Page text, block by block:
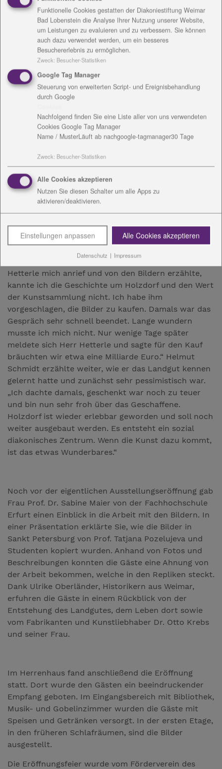
es gibt einen Waldkindergarten, eine
Sozialpädagogische Tagesgruppe sowie Vermittlung
und Qualifikation für viele Menschen. Holzdorf soll
Treffpunkt werden, für Verbände, Gruppen,
Interessierte, Kunst- und Kulturliebhaber.
Thüringens Ministerpräsidentin Christine
Lieberknecht war Ehrengast der Veranstaltung. In
ihrer Festrede dankte sie für das Engagement, dass
für eine Stiftung mit diakonischem Auftrag ganz und
gar nicht selbstverständlich sei, aber aus
Landgutes seit einiger Zeit und ist erfreut, in die
Planung mit eingebunden gewesen zu sein.
Helmut Schmidt, der Vorstandsvorsitzende der
Kreissparkasse Saale-Orla und
sprach zu den Gästen ganz offen: „Als Norbert
Hetterle mich anrief und von den Bildern erzählte,
kannte ich die Geschichte um Holzdorf und den Wert
der Kunstsammlung nicht. Ich habe ihm
vorgeschlagen, die Bilder zu kaufen. Damals war das
Gespräch sehr schnell beendet. Lange wundern
musste ich mich nicht. Nur wenige Tage später
meldete sich Herr Hetterle und sagte für den Kauf
bräuchten wir etwa eine Milliarde Euro.“ Helmut
Schmidt erzählte weiter, wie er das Landgut kennen
gelernt hatte und zunächst sehr pessimistisch war.
„Ich dachte damals, geschenkt war noch zu teuer
und bin nun sehr froh über das Geschaffene.
Holzdorf ist wieder erlebbar geworden und soll noch
weiter ausgebaut werden. Es entsteht ein sozial
diakonisches Zentrum. Wenn die Kunst dazu kommt,
ist das etwas Wunderbares.“
Noch vor der eigentlichen Ausstellungseröffnung gab
Frau Prof. Dr. Sabine Maier von der Fachhochschule
Erfurt einen Einblick in die Arbeit mit den Bildern. In
einer Präsentation erklärte Sie, wie die Bilder in
Sankt Petersburg von Prof. Tatjana Pozelujeva und
Studenten kopiert wurden. Anhand von Fotos und
Beschreibungen konnten die Gäste eine Ahnung von
der Arbeit bekommen, welche in den Repliken steckt.
Dank Ulrike Oberländer, Historikern aus Weimar,
erfuhren die Gäste in einem Rückblick von der
Entstehung des Landgutes, dem Leben dort sowie
vom Fabrikanten und Kunstliebhaber Dr. Otto Krebs
und seiner Frau.
Im Herrenhaus fand anschließend die Eröffnung
statt. Dort wurde den Gästen ein beeindruckender
Empfang geboten. Im Eingangsbereich mit Bibliothek,
Musik- und Gobelinzimmer wurden die Gäste mit
Speisen und Getränken versorgt. In der ersten Etage,
in den früheren Schlafräumen, sind die Bilder
ausgestellt.
Die Eröffnungsfeier wurde vom Förderverein des
Funktionelle Cookies gestatten der Diakoniestiftung Weimar
Bad Lobenstein die Analyse Ihrer Nutzung unserer Website,
um Leistungen zu evaluieren und zu verbessern. Sie können
auch dazu verwendet werden, um ein besseres
Besuchererlebnis zu ermöglichen.
Zweck: Besucher-Statistiken
Google Tag Manager
Steuerung von erweiterten Script- und Ereignisbehandlung
durch Google
Nachfolgend finden Sie eine Liste aller von uns verwendeten
Cookies Google Tag Manager
Name / MusterLäuft ab nachgoogle-tagmanager30 Tage
Zweck: Besucher-Statistiken
Alle Cookies akzeptieren
Nutzen Sie diesen Schalter um alle Apps zu
aktivieren/deaktivieren.
Einstellungen anpassen Alle Cookies akzeptieren
Datenschutz | Impressum